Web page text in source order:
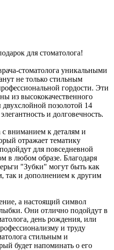
для стоматолога!
стоматолога уникальными
не только стильным
гордости. Эти
из высококачественного
позолотой 14
и долговечность.
вниманием к деталям и
отражает тематику
для повседневной
в любом образе. Благодаря
"Зубки" могут быть как
так и дополнением к другим
а настоящий символ
Они отлично подойдут в
день рождения, или
и труду
стильным и
будет напоминать о его